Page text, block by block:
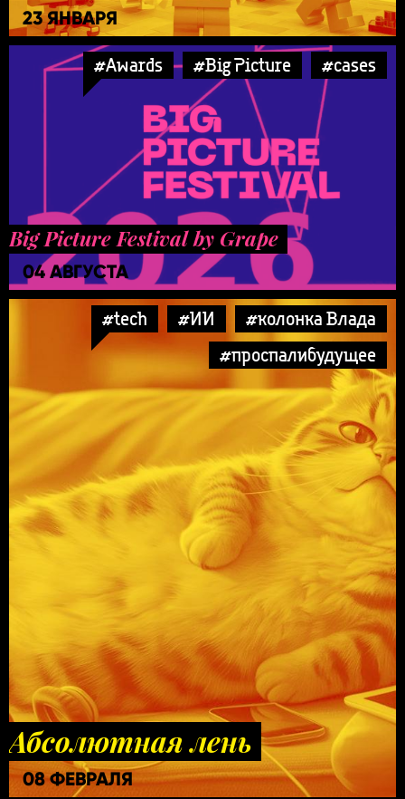
23 ЯНВАРЯ
#Awards #Big Picture #cases
Big Picture Festival by Grape
04 АВГУСТА
#tech #ИИ
#колонка Влада
#проспалибудущее
Абсолютная лень
08 ФЕВРАЛЯ